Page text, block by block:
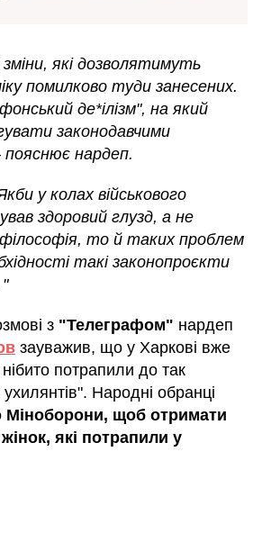
зміни, які дозволятимуть
помилково туди занесених.
де*ілізм", на який
законодавчими
пояснює нардеп.
у колах військового
здоровий глузд, а не
то й таких проблем
такі законопроєкти
з "Телеграфом" нардеп
зауважив, що у Харкові вже
потрапили до так
Народні обранці
Міноборони, щоб отримати
які потрапили у